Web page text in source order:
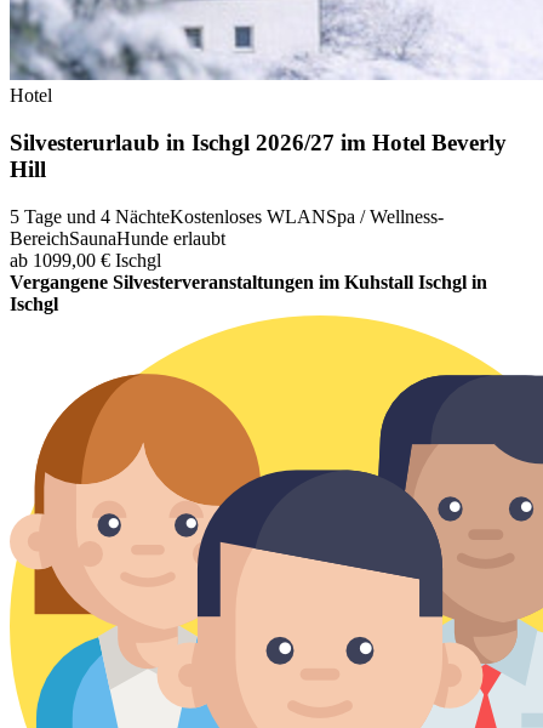
Hotel
Silvesterurlaub in Ischgl 2026/27 im Hotel Beverly
Hill
5 Tage und 4 NächteKostenloses WLANSpa / Wellness-
BereichSaunaHunde erlaubt
ab 1099,00 € Ischgl
Vergangene Silvesterveranstaltungen im Kuhstall Ischgl in
Ischgl